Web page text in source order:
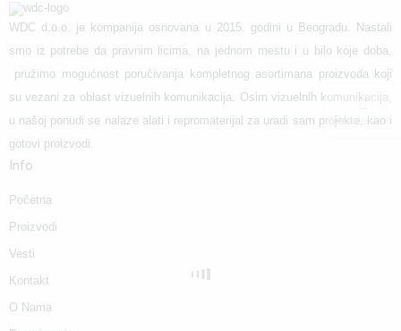
WDC d.o.o. je kompanija osnovana u 2015. godini u Beogradu. Nastali
smo iz potrebe da pravnim licima, na jednom mestu i u bilo koje doba,
pružimo mogućnost poručivanja kompletnog asortimana proizvoda koji
su vezani za oblast vizuelnih komunikacija. Osim vizuelnih komunikacija,
u našoj ponudi se nalaze alati i repromaterijal za uradi sam projekte, kao i
gotovi proizvodi.
Info
Početna
Proizvodi
Vesti
Kontakt
O Nama
Pregledano